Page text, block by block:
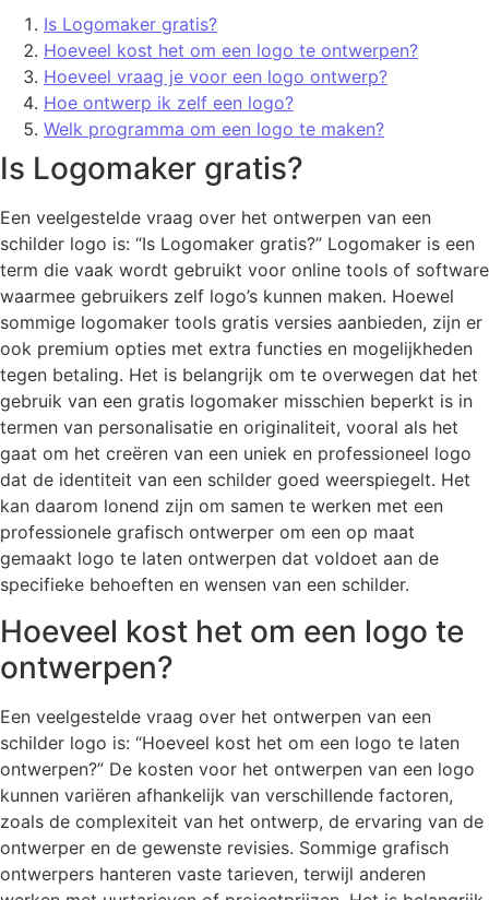
Is Logomaker gratis?
Hoeveel kost het om een logo te ontwerpen?
Hoeveel vraag je voor een logo ontwerp?
Hoe ontwerp ik zelf een logo?
Welk programma om een logo te maken?
Is Logomaker gratis?
Een veelgestelde vraag over het ontwerpen van een
schilder logo is: “Is Logomaker gratis?” Logomaker is een
term die vaak wordt gebruikt voor online tools of software
waarmee gebruikers zelf logo’s kunnen maken. Hoewel
sommige logomaker tools gratis versies aanbieden, zijn er
ook premium opties met extra functies en mogelijkheden
tegen betaling. Het is belangrijk om te overwegen dat het
gebruik van een gratis logomaker misschien beperkt is in
termen van personalisatie en originaliteit, vooral als het
gaat om het creëren van een uniek en professioneel logo
dat de identiteit van een schilder goed weerspiegelt. Het
kan daarom lonend zijn om samen te werken met een
professionele grafisch ontwerper om een op maat
gemaakt logo te laten ontwerpen dat voldoet aan de
specifieke behoeften en wensen van een schilder.
Hoeveel kost het om een logo te
ontwerpen?
Een veelgestelde vraag over het ontwerpen van een
schilder logo is: “Hoeveel kost het om een logo te laten
ontwerpen?” De kosten voor het ontwerpen van een logo
kunnen variëren afhankelijk van verschillende factoren,
zoals de complexiteit van het ontwerp, de ervaring van de
ontwerper en de gewenste revisies. Sommige grafisch
ontwerpers hanteren vaste tarieven, terwijl anderen